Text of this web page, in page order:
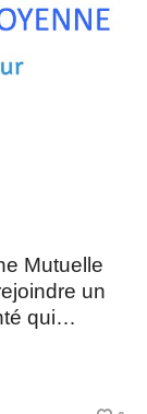
Mutuelle
un
qui…